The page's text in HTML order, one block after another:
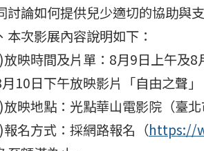
討論如何提供兒少適切的協助與
本次影展內容說明如下：
放映時間及片單：8月9日上午及
10日下午放映影片「自由之聲」
放映地點：光點華山電影院（臺
報名方式：採網路報名（https://